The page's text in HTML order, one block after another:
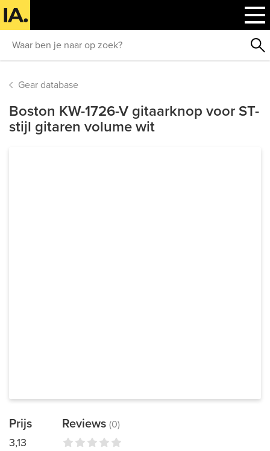
Gear database
Boston KW-1726-V gitaarknop voor ST-
stijl gitaren volume wit
Prijs
3,13
Reviews (0)